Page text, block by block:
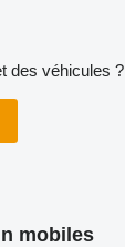
des véhicules ?
mobiles